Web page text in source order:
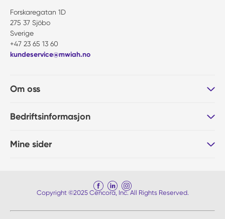
Forskaregatan 1D
275 37 Sjöbo
Sverige
+47 23 65 13 60
kundeservice@mwiah.no
Om oss
Bedriftsinformasjon
Mine sider
Copyright ©2025 Cencora, Inc. All Rights Reserved.